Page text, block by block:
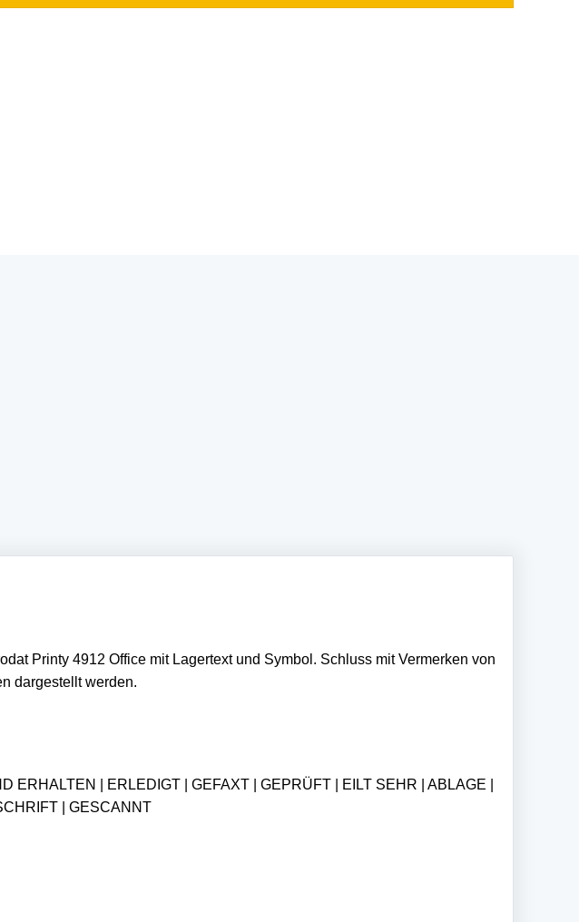
Printy 4912 Office mit Lagertext und Symbol. Schluss mit Vermerken von
dargestellt werden.
| ERLEDIGT | GEFAXT | GEPRÜFT | EILT SEHR | ABLAGE |
| GESCANNT